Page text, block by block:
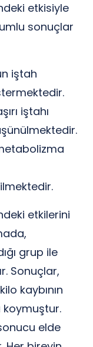
etkisiyle
sonuçlar
iştah
iştahı
etkilerini
grup ile
Sonuçlar,
kaybının
elde